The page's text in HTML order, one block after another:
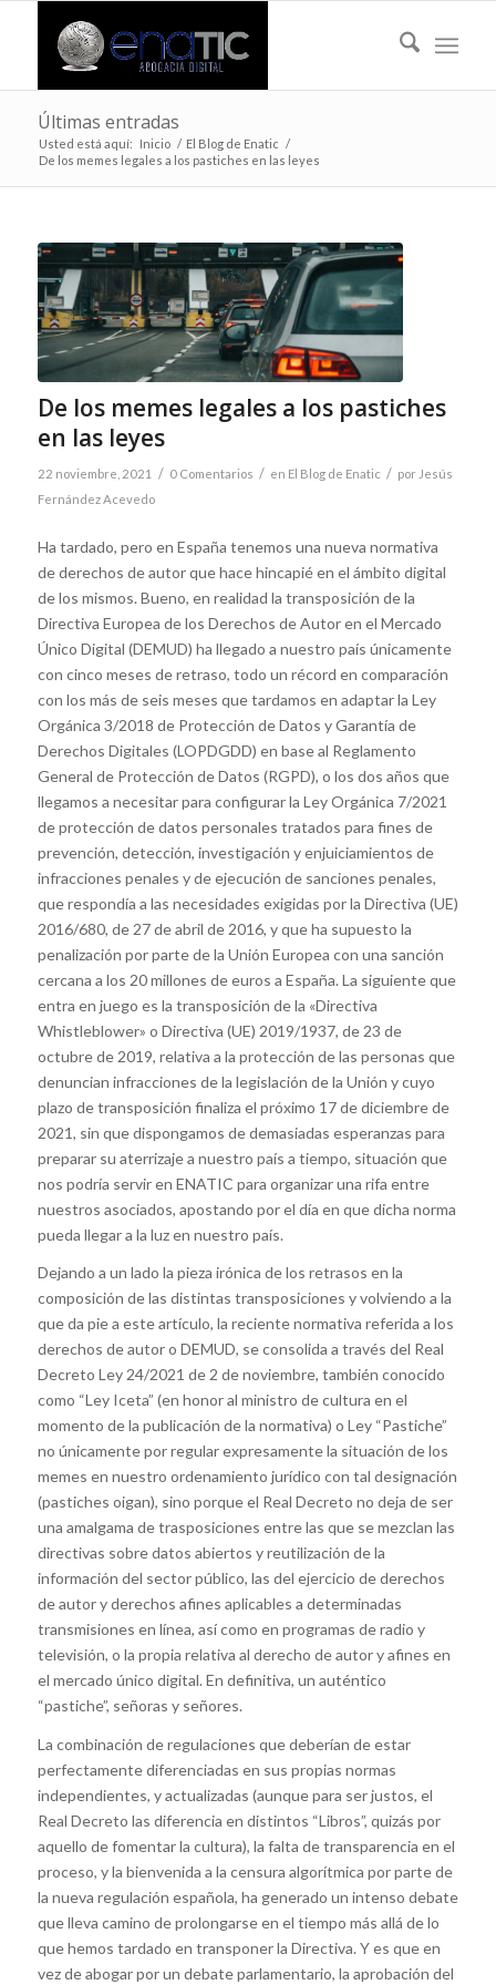
Últimas entradas
Usted está aquí: Inicio / El Blog de Enatic /
De los memes legales a los pastiches en las leyes
De los memes legales a los pastiches
en las leyes
22 noviembre, 2021 / 0 Comentarios / en El Blog de Enatic / por Jesús
Fernández Acevedo
Ha tardado, pero en España tenemos una nueva normativa
de derechos de autor que hace hincapié en el ámbito digital
de los mismos. Bueno, en realidad la transposición de la
Directiva Europea de los Derechos de Autor en el Mercado
Único Digital (DEMUD) ha llegado a nuestro país únicamente
con cinco meses de retraso, todo un récord en comparación
con los más de seis meses que tardamos en adaptar la Ley
Orgánica 3/2018 de Protección de Datos y Garantía de
Derechos Digitales (LOPDGDD) en base al Reglamento
General de Protección de Datos (RGPD), o los dos años que
llegamos a necesitar para configurar la Ley Orgánica 7/2021
de protección de datos personales tratados para fines de
prevención, detección, investigación y enjuiciamientos de
infracciones penales y de ejecución de sanciones penales,
que respondía a las necesidades exigidas por la Directiva (UE)
2016/680, de 27 de abril de 2016, y que ha supuesto la
penalización por parte de la Unión Europea con una sanción
cercana a los 20 millones de euros a España. La siguiente que
entra en juego es la transposición de la «Directiva
Whistleblower» o Directiva (UE) 2019/1937, de 23 de
octubre de 2019, relativa a la protección de las personas que
denuncian infracciones de la legislación de la Unión y cuyo
plazo de transposición finaliza el próximo 17 de diciembre de
2021, sin que dispongamos de demasiadas esperanzas para
preparar su aterrizaje a nuestro país a tiempo, situación que
nos podría servir en ENATIC para organizar una rifa entre
nuestros asociados, apostando por el día en que dicha norma
pueda llegar a la luz en nuestro país.
Dejando a un lado la pieza irónica de los retrasos en la
composición de las distintas transposiciones y volviendo a la
que da pie a este artículo, la reciente normativa referida a los
derechos de autor o DEMUD, se consolida a través del Real
Decreto Ley 24/2021 de 2 de noviembre, también conocido
como “Ley Iceta” (en honor al ministro de cultura en el
momento de la publicación de la normativa) o Ley “Pastiche”
no únicamente por regular expresamente la situación de los
memes en nuestro ordenamiento jurídico con tal designación
(pastiches oigan), sino porque el Real Decreto no deja de ser
una amalgama de trasposiciones entre las que se mezclan las
directivas sobre datos abiertos y reutilización de la
información del sector público, las del ejercicio de derechos
de autor y derechos afines aplicables a determinadas
transmisiones en línea, así como en programas de radio y
televisión, o la propia relativa al derecho de autor y afines en
el mercado único digital. En definitiva, un auténtico
“pastiche”, señoras y señores.
La combinación de regulaciones que deberían de estar
perfectamente diferenciadas en sus propias normas
independientes, y actualizadas (aunque para ser justos, el
Real Decreto las diferencia en distintos “Libros”, quizás por
aquello de fomentar la cultura), la falta de transparencia en el
proceso, y la bienvenida a la censura algorítmica por parte de
la nueva regulación española, ha generado un intenso debate
que lleva camino de prolongarse en el tiempo más allá de lo
que hemos tardado en transponer la Directiva. Y es que en
vez de abogar por un debate parlamentario, la aprobación del